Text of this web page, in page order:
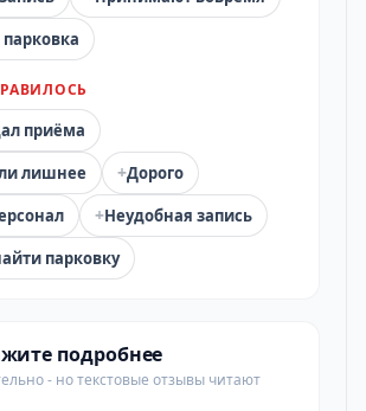
приёма
лишнее +Дорого
+Неудобная запись
парковку
подробнее
- но текстовые отзывы читают